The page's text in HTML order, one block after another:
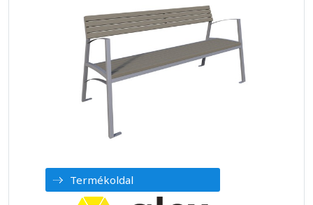
Termékoldal